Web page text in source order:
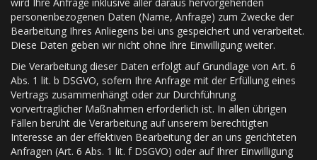
personenbezogenen Daten (Name, Anfrage) zum Zwecke der
Bearbeitung Ihres Anliegens bei uns gespeichert und verarbeitet.
Diese Daten geben wir nicht ohne Ihre Einwilligung weiter.
Die Verarbeitung dieser Daten erfolgt auf Grundlage von Art. 6
Abs. 1 lit. b DSGVO, sofern Ihre Anfrage mit der Erfüllung eines
Vertrags zusammenhängt oder zur Durchführung
vorvertraglicher Maßnahmen erforderlich ist. In allen übrigen
Fällen beruht die Verarbeitung auf unserem berechtigten
Interesse an der effektiven Bearbeitung der an uns gerichteten
Anfragen (Art. 6 Abs. 1 lit. f DSGVO) oder auf Ihrer Einwilligung